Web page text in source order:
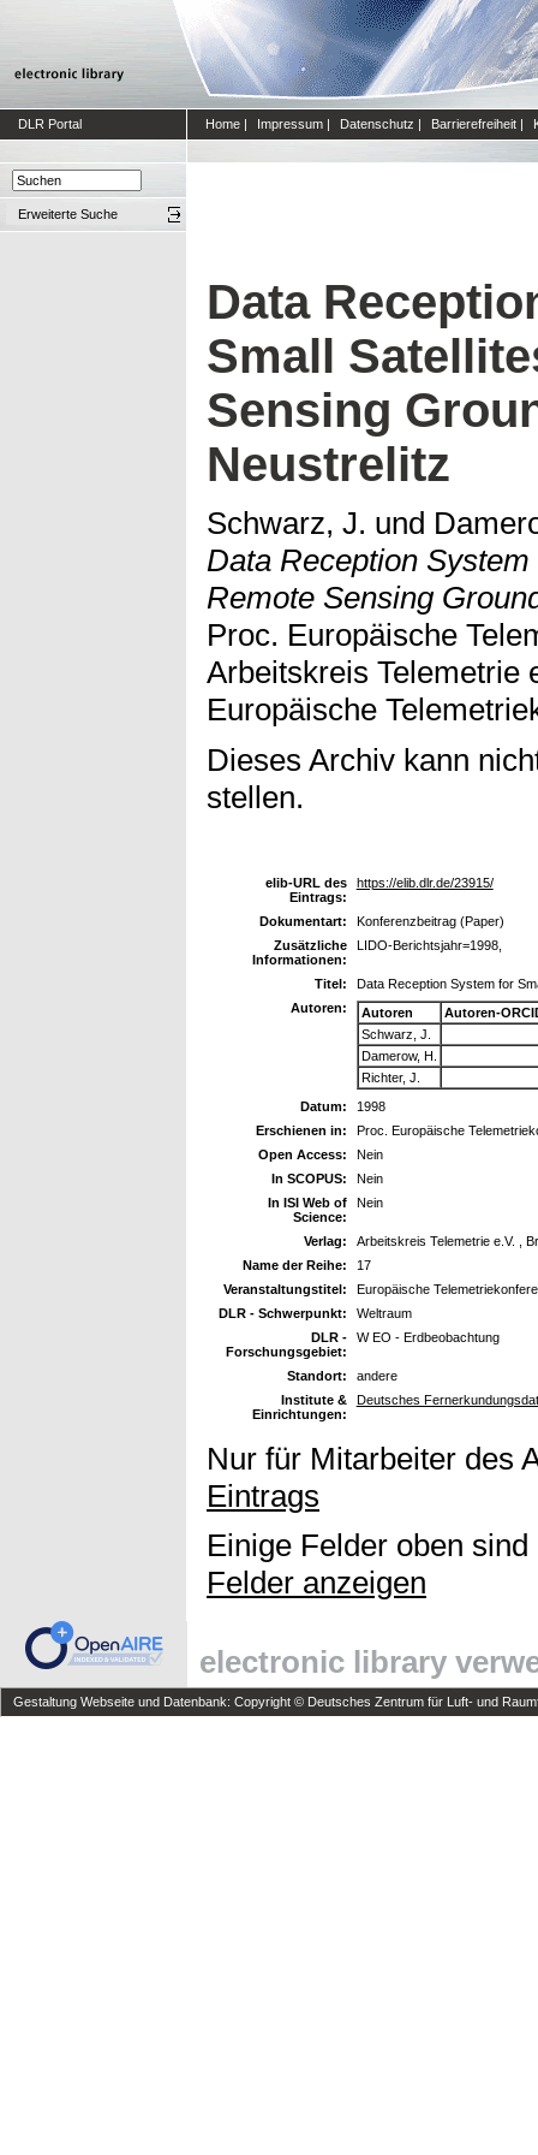
DLR Portal Home | Impressum | Datenschutz | Barrierefreiheit |
Erweiterte Suche
Data
Small
Sensing
Neustrelitz
Schwarz, J. und
Data Reception
Remote Sensing
Proc. Europäische
Arbeitskreis Telemetrie
Europäische
Dieses Archiv kann
stellen.
elib-URL des
Eintrags:
https://elib.dlr.de/23915/
Dokumentart:
Konferenzbeitrag (Paper)
Zusätzliche
Informationen:
LIDO-Berichtsjahr=1998,
Titel:
Data Reception System for
Autoren:
Autoren
Autoren-
Schwarz, J.
Damerow, H.
Richter, J.
Datum:
1998
Erschienen in:
Proc. Europäische
Open Access:
Nein
In SCOPUS:
Nein
In ISI Web of
Science:
Nein
Verlag:
Arbeitskreis Telemetrie e.V. ,
Name der Reihe:
17
Veranstaltungstitel:
Europäische
DLR - Schwerpunkt:
Weltraum
DLR -
Forschungsgebiet:
W EO - Erdbeobachtung
Standort:
andere
Institute &
Einrichtungen:
Deutsches
Nur für Mitarbeiter des
Eintrags
Einige Felder oben
Felder anzeigen
electronic library
Gestaltung Webseite und Datenbank: Copyright © Deutsches Zentrum für Luft- und